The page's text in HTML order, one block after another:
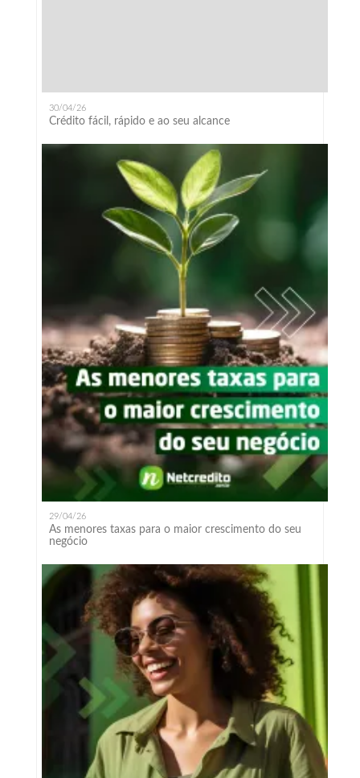
30/04/26
Crédito fácil, rápido e ao seu alcance
29/04/26
As menores taxas para o maior crescimento do seu
negócio